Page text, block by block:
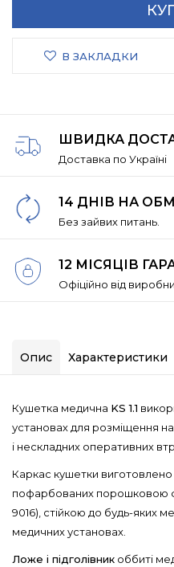
В ЗАКЛАДКИ
ШВИДКА
Доставка по Україні
14 ДНІВ НА
Без зайвих питань.
12 МІСЯЦІВ
Офіційно від
Опис Характеристики
Кушетка медична KS 1.1
установах для розміщення на
і нескладних оперативних
Каркас кушетки
пофарбованих порошковою
9016), стійкою до будь-яких
медичних установах.
Ложе і підголівник оббиті